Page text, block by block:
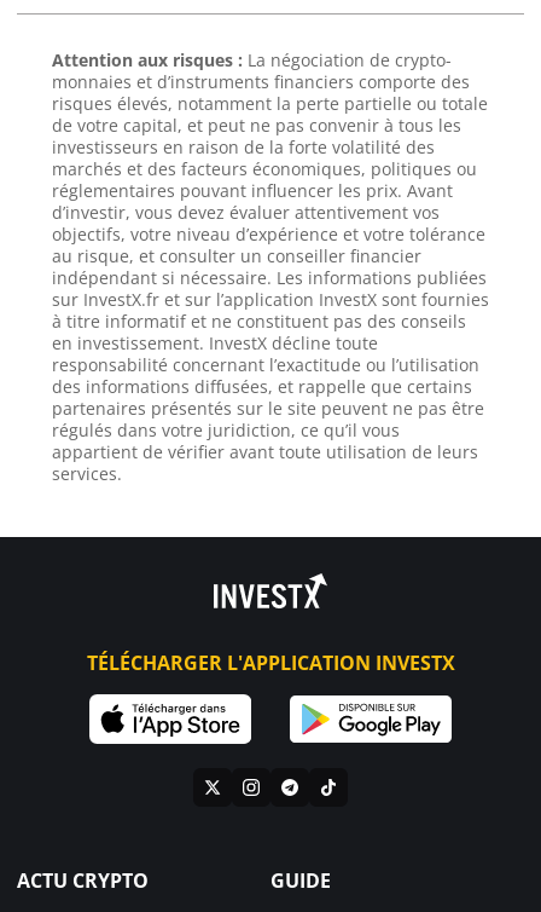
Attention aux risques : La négociation de crypto-
monnaies et d’instruments financiers comporte des
risques élevés, notamment la perte partielle ou totale
de votre capital, et peut ne pas convenir à tous les
investisseurs en raison de la forte volatilité des
marchés et des facteurs économiques, politiques ou
réglementaires pouvant influencer les prix. Avant
d’investir, vous devez évaluer attentivement vos
objectifs, votre niveau d’expérience et votre tolérance
au risque, et consulter un conseiller financier
indépendant si nécessaire. Les informations publiées
sur InvestX.fr et sur l’application InvestX sont fournies
à titre informatif et ne constituent pas des conseils
en investissement. InvestX décline toute
responsabilité concernant l’exactitude ou l’utilisation
des informations diffusées, et rappelle que certains
partenaires présentés sur le site peuvent ne pas être
régulés dans votre juridiction, ce qu’il vous
appartient de vérifier avant toute utilisation de leurs
services.
TÉLÉCHARGER L'APPLICATION INVESTX
ACTU CRYPTO GUIDE